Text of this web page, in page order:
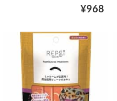
¥968